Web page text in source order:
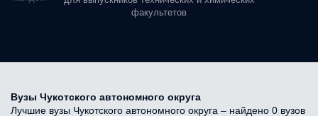
факультетов
Вузы Чукотского автономного округа
Лучшие вузы Чукотского автономного округа – найдено 0 вузов